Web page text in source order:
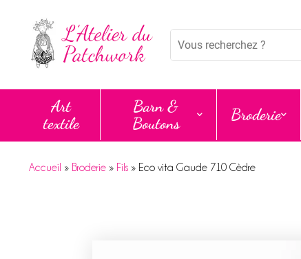
Mots
Art
textile
Barn &
Boutons
Broderie
Accueil » Broderie » Fils » Eco vita Gaude 710 Cèdre